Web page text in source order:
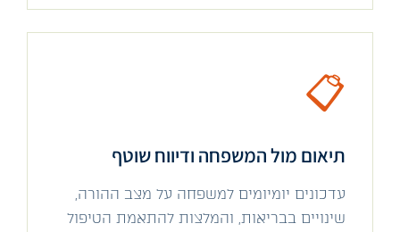
📋
תיאום מול המשפחה ודיווח שוטף
עדכונים יומיומים למשפחה על מצב ההורה,
שינויים בבריאות, והמלצות להתאמת הטיפול